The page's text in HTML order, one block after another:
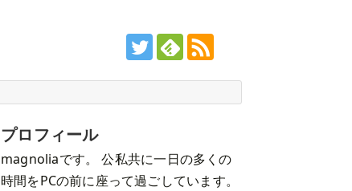
プロフィール
magnoliaです。 公私共に一日の多くの
時間をPCの前に座って過ごしています。